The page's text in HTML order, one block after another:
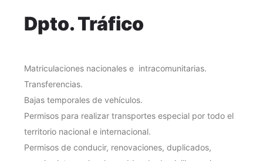
Dpto. Tráfico
Matriculaciones nacionales e intracomunitarias.
Transferencias.
Bajas temporales de vehículos.
Permisos para realizar transportes especial por todo el
territorio nacional e internacional.
Permisos de conducir, renovaciones, duplicados,